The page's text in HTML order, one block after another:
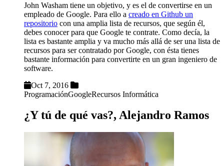
John Washam tiene un objetivo, y es el de convertirse en un
empleado de Google. Para ello a creado en Github un
repositorio con una amplia lista de recursos, que según él,
debes conocer para que Google te contrate. Como decía, la
lista es bastante amplia y va mucho más allá de ser una lista de
recursos para ser contratado por Google, con ésta tienes
bastante información para convertirte en un gran ingeniero de
software.
Oct 7, 2016
ProgramaciónGoogleRecursos Informática
¿Y tú de qué vas?, Alejandro Ramos